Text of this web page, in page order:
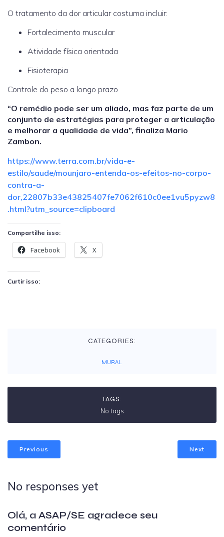
O tratamento da dor articular costuma incluir:
Fortalecimento muscular
Atividade física orientada
Fisioterapia
Controle do peso a longo prazo
“O remédio pode ser um aliado, mas faz parte de um
conjunto de estratégias para proteger a articulação
e melhorar a qualidade de vida”, finaliza Mario
Zambon.
https://www.terra.com.br/vida-e-
estilo/saude/mounjaro-entenda-os-efeitos-no-corpo-
contra-a-
dor,22807b33e43825407fe7062f610c0ee1vu5pyzw8
.html?utm_source=clipboard
Compartilhe isso:
Facebook X
Curtir isso:
CATEGORIES:
MURAL
TAGS:
No tags
Previous Next
No responses yet
Olá, a ASAP/SE agradece seu
comentário